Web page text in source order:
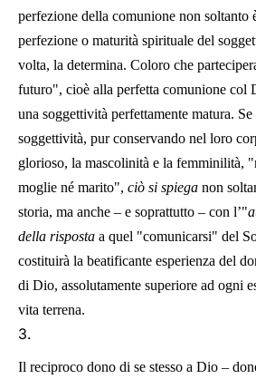
perfezione della comunione non soltanto
perfezione o maturità spirituale del
volta, la determina. Coloro che
futuro", cioè alla perfetta comunione col
una soggettività perfettamente matura.
soggettività, pur conservando nel loro
glorioso, la mascolinità e la femminilità,
moglie né marito", ciò si spiega non
storia, ma anche – e soprattutto – con l’"
della risposta a quel "comunicarsi" del
costituirà la beatificante esperienza del
di Dio, assolutamente superiore ad ogni
vita terrena.
3.
Il reciproco dono di se stesso a Dio –